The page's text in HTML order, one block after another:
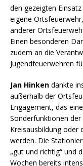
den gezeigten
eigene
anderer
Einen besonderen
zudem an die
Jugendfeuerwehren
Jan Hinken dankte
außerhalb der
Engagement, das
Sonderfunktionen
Kreisausbildung oder
werden. Die
„gut und richtig“
Wochen bereits